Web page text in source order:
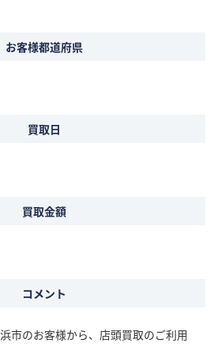
お客様都道府県
買取日
買取金額
コメント
市のお客様から、店頭買取のご利用